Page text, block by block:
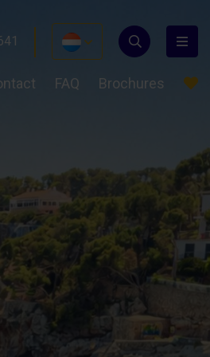
FAQ Brochures